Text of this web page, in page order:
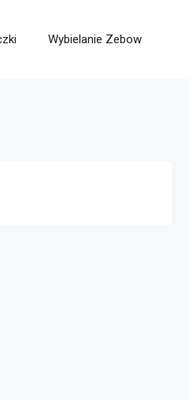
Wybielanie Zebow